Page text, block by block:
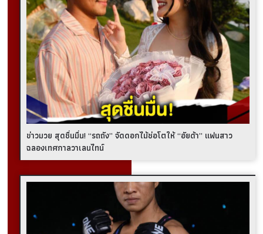
ข่าวมวย สุดชื่นมื่น! “รถถัง” จัดดอกไม้ช่อโตให้ “อัยด้า” แฟนสาว
ฉลองเทศกาลวาเลนไทน์